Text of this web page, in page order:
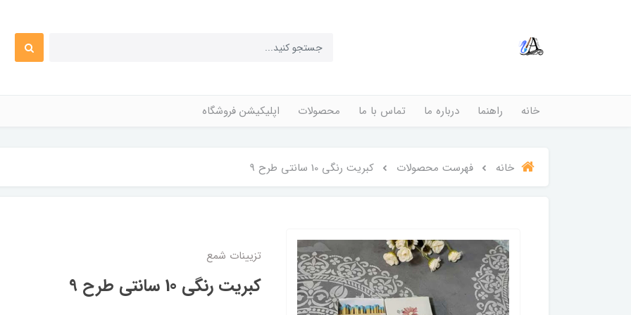
خانه راهنما درباره ما تماس با ما محصولات اپلیکیشن فروشگاه
خانه فهرست محصولات کبریت رنگی 10 سانتی طرح 9
تزیینات شمع
کبریت رنگی 10 سانتی طرح 9